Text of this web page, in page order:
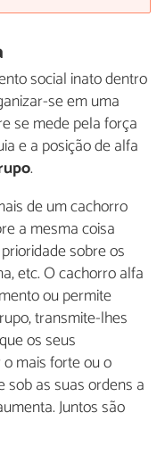
social inato dentro
se em uma
se mede pela força
e a posição de alfa
.
de um cachorro
a mesma coisa
sobre os
etc. O cachorro alfa
ou permite
transmite-lhes
os seus
mais forte ou o
sob as suas ordens a
Juntos são